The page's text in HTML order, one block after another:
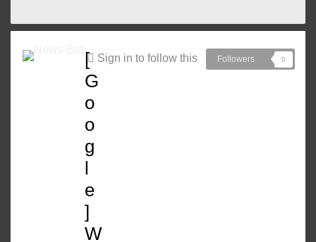
Sign in to follow this Followers 0
[
G
o
o
g
l
e
]
W